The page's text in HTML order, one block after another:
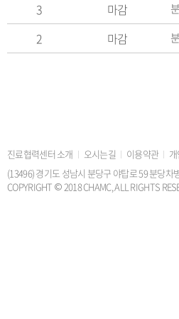
3 마감
2 마감
진료협력센터 소개 오시는길 이용약관
(13496) 경기도 성남시 분당구 야탑로 59 분당
COPYRIGHT © 2018 CHAMC, ALL RIGHTS